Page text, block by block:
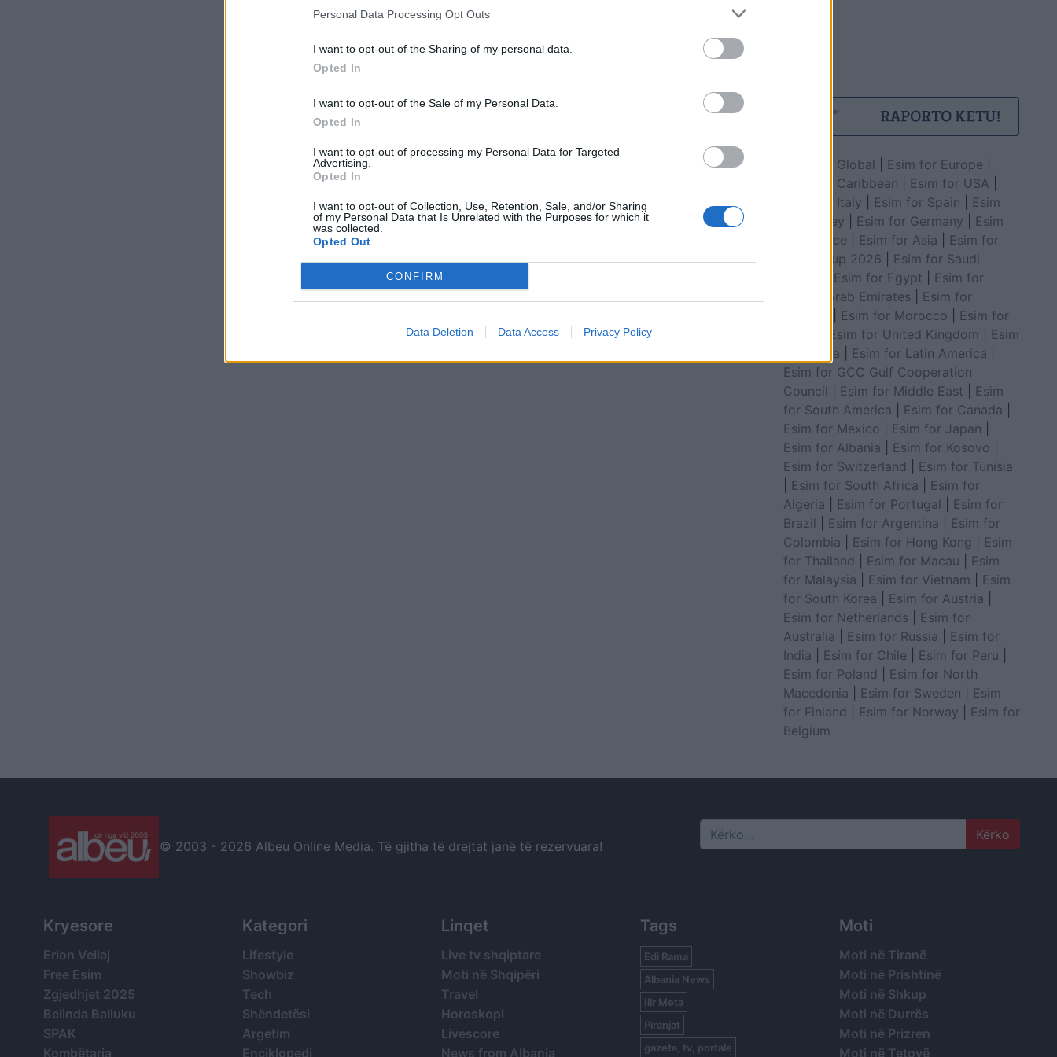
Personal Data Processing Opt Outs
I want to opt-out of the Sharing of my personal data.
Opted In
I want to opt-out of the Sale of my Personal Data.
Opted In
I want to opt-out of processing my Personal Data for Targeted
Advertising.
Opted In
I want to opt-out of Collection, Use, Retention, Sale, and/or Sharing
of my Personal Data that Is Unrelated with the Purposes for which it
was collected.
Opted Out
CONFIRM
Data Deletion Data Access Privacy Policy
Esim for Global Esim for Europe
Esim for Caribbean
Esim for USA
Esim for Italy
Esim for Spain
Esim
for Turkey
Esim for Germany
Esim
for Greece
Esim for Asia
Esim for
World Cup 2026
Esim for Saudi
Esim for Egypt
Esim for
United Arab Emirates
Esim for
Esim for Morocco
Esim for
Esim for United Kingdom
Esim
for Africa
Esim for Latin America
Esim for GCC Gulf Cooperation
Council
Esim for Middle East
Esim
for South America
Esim for Canada
Esim for Mexico
Esim for Japan
Esim for Albania
Esim for Kosovo
Esim for Switzerland
Esim for Tunisia
Esim for South Africa
Esim for
Algeria
Esim for Portugal
Esim for
Brazil
Esim for Argentina
Esim for
Colombia
Esim for Hong Kong
Esim
for Thailand
Esim for Macau
Esim
for Malaysia
Esim for Vietnam
Esim
for South Korea
Esim for Austria
Esim for Netherlands
Esim for
Australia
Esim for Russia
Esim for
India
Esim for Chile Esim for Peru
Esim for Poland
Esim for North
Macedonia
Esim for Sweden
Esim
for Finland
Esim for Norway
Esim for
Belgium
© 2003 - 2026 Albeu Online Media. Të gjitha të drejtat janë të rezervuara! Search
Kryesore
Erion Veliaj
Free Esim
Zgjedhjet 2025
Belinda Balluku
SPAK
Kombëtarja
Kategori
Lifestyle
Showbiz
Tech
Shëndetësi
Argetim
Enciklopedi
Linqet
Live tv shqiptare
Moti në Shqipëri
Travel
Horoskopi
Livescore
News from Albania
Tags
Edi Rama
Albania News
Ilir Meta
Piranjat
gazeta, tv, portale
Moti
Moti në Tiranë
Moti në Prishtinë
Moti në Shkup
Moti në Durrës
Moti në Prizren
Moti në Tetovë